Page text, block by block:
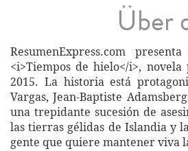
Über
ResumenExpress.com
<i>Tiempos de hielo</i>,
2015. La historia está
Vargas, Jean-Baptiste
una trepidante sucesión de
las tierras gélidas de Islandia y
gente que quiere mantener viva